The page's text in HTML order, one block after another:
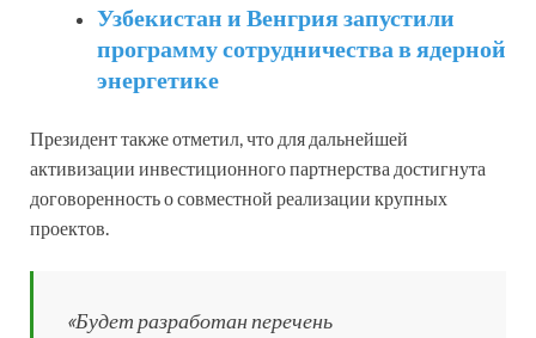
Узбекистан и Венгрия запустили
программу сотрудничества в ядерной
энергетике
Президент также отметил, что для дальнейшей
активизации инвестиционного партнерства достигнута
договоренность о совместной реализации крупных
проектов.
«Будет разработан перечень